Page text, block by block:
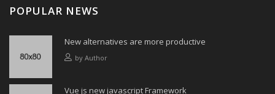
POPULAR NEWS
New alternatives are more productive
by Author
Vue js new javascript Framework